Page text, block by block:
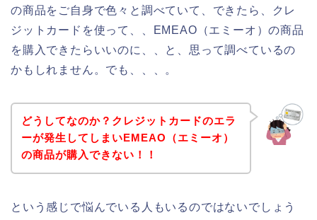
の商品をご自身で色々と調べていて、できたら、クレ
ジットカードを使って、、EMEAO（エミーオ）の商品
を購入できたらいいのに、、と、思って調べているの
かもしれません。でも、、、。
どうしてなのか？クレジットカードのエラ
ーが発生してしまいEMEAO（エミーオ）
の商品が購入できない！！
という感じで悩んでいる人もいるのではないでしょう